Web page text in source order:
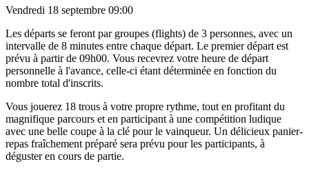
Vendredi 18 septembre 09:00
Les départs se feront par groupes (flights) de 3 personnes, avec un
intervalle de 8 minutes entre chaque départ. Le premier départ est
prévu à partir de 09h00. Vous recevrez votre heure de départ
personnelle à l'avance, celle-ci étant déterminée en fonction du
nombre total d'inscrits.
Vous jouerez 18 trous à votre propre rythme, tout en profitant du
magnifique parcours et en participant à une compétition ludique
avec une belle coupe à la clé pour le vainqueur. Un délicieux panier-
repas fraîchement préparé sera prévu pour les participants, à
déguster en cours de partie.